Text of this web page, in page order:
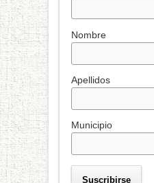
Nombre
Apellidos
Municipio